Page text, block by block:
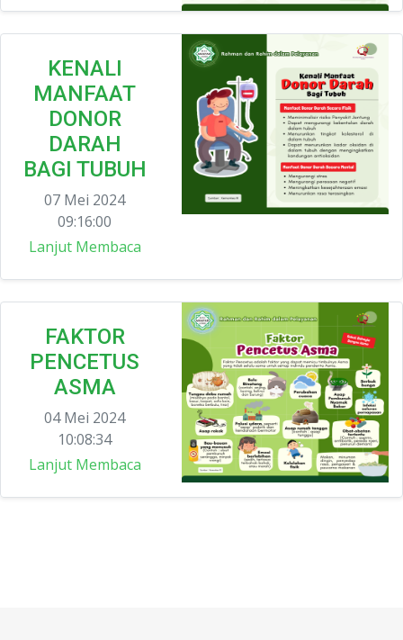
KENALI
MANFAAT
DONOR
DARAH
BAGI TUBUH
07 Mei 2024
09:16:00
Lanjut Membaca
FAKTOR
PENCETUS
ASMA
04 Mei 2024
10:08:34
Lanjut Membaca